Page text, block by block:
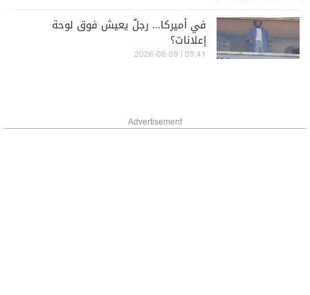
في أميركا... رجلٌ يعيش فوق لوحة
إعلانات؟
05:41 | 2026-08-09
Advertisement